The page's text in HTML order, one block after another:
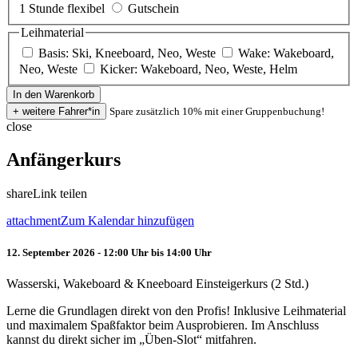
1 Stunde flexibel
Gutschein
Leihmaterial
Basis: Ski, Kneeboard, Neo, Weste
Wake: Wakeboard,
Neo, Weste
Kicker: Wakeboard, Neo, Weste, Helm
Spare zusätzlich 10% mit einer Gruppenbuchung!
close
Anfängerkurs
shareLink teilen
attachmentZum Kalendar hinzufügen
12. September 2026 - 12:00 Uhr bis 14:00 Uhr
Wasserski, Wakeboard & Kneeboard Einsteigerkurs (2 Std.)
Lerne die Grundlagen direkt von den Profis! Inklusive Leihmaterial
und maximalem Spaßfaktor beim Ausprobieren. Im Anschluss
kannst du direkt sicher im „Üben-Slot“ mitfahren.